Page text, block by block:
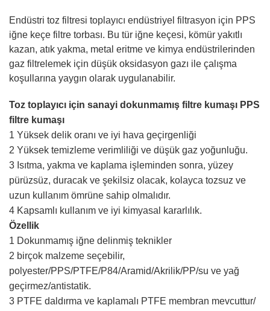
Endüstri toz filtresi toplayıcı endüstriyel filtrasyon için PPS
iğne keçe filtre torbası. Bu tür iğne keçesi, kömür yakıtlı
kazan, atık yakma, metal eritme ve kimya endüstrilerinden
gaz filtrelemek için düşük oksidasyon gazı ile çalışma
koşullarına yaygın olarak uygulanabilir.
Toz toplayıcı için sanayi dokunmamış filtre kumaşı PPS
filtre kumaşı
1 Yüksek delik oranı ve iyi hava geçirgenliği
2 Yüksek temizleme verimliliği ve düşük gaz yoğunluğu.
3 Isıtma, yakma ve kaplama işleminden sonra, yüzey
pürüzsüz, duracak ve şekilsiz olacak, kolayca tozsuz ve
uzun kullanım ömrüne sahip olmalıdır.
4 Kapsamlı kullanım ve iyi kimyasal kararlılık.
Özellik
1 Dokunmamış iğne delinmiş teknikler
2 birçok malzeme seçebilir,
polyester/PPS/PTFE/P84/Aramid/Akrilik/PP/su ve yağ
geçirmez/antistatik.
3 PTFE daldırma ve kaplamalı PTFE membran mevcuttur/